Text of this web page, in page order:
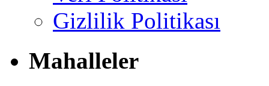
Gizlilik Politikası
Mahalleler